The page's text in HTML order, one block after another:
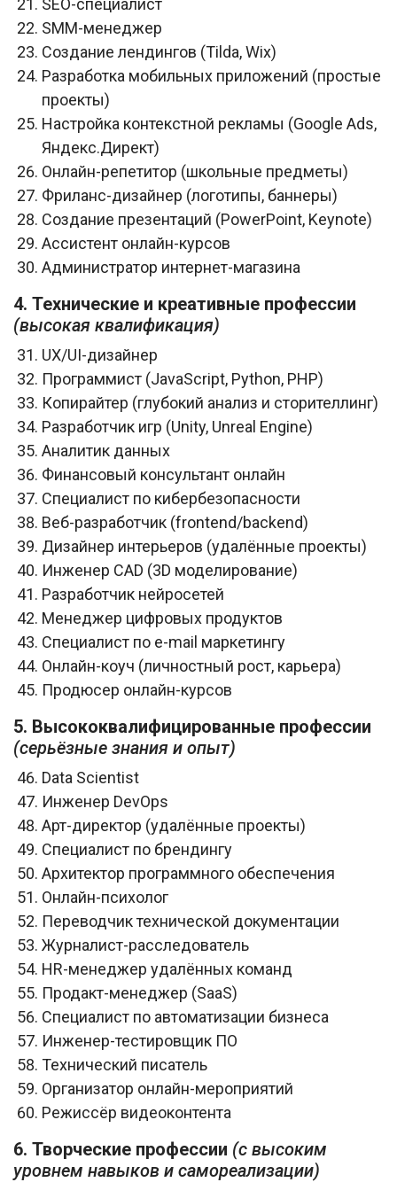
SEO-специалист
SMM-менеджер
Создание лендингов (Tilda, Wix)
Разработка мобильных приложений (простые
проекты)
Настройка контекстной рекламы (Google Ads,
Яндекс.Директ)
Онлайн-репетитор (школьные предметы)
Фриланс-дизайнер (логотипы, баннеры)
Создание презентаций (PowerPoint, Keynote)
Ассистент онлайн-курсов
Администратор интернет-магазина
4. Технические и креативные профессии
(высокая квалификация)
UX/UI-дизайнер
Программист (JavaScript, Python, PHP)
Копирайтер (глубокий анализ и сторителлинг)
Разработчик игр (Unity, Unreal Engine)
Аналитик данных
Финансовый консультант онлайн
Специалист по кибербезопасности
Веб-разработчик (frontend/backend)
Дизайнер интерьеров (удалённые проекты)
Инженер CAD (3D моделирование)
Разработчик нейросетей
Менеджер цифровых продуктов
Специалист по e-mail маркетингу
Онлайн-коуч (личностный рост, карьера)
Продюсер онлайн-курсов
5. Высококвалифицированные профессии
(серьёзные знания и опыт)
Data Scientist
Инженер DevOps
Арт-директор (удалённые проекты)
Специалист по брендингу
Архитектор программного обеспечения
Онлайн-психолог
Переводчик технической документации
Журналист-расследователь
HR-менеджер удалённых команд
Продакт-менеджер (SaaS)
Специалист по автоматизации бизнеса
Инженер-тестировщик ПО
Технический писатель
Организатор онлайн-мероприятий
Режиссёр видеоконтента
6. Творческие профессии (с высоким
уровнем навыков и самореализации)